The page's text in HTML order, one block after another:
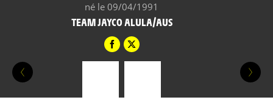
né le 09/04/1991
TEAM JAYCO ALULA/AUS